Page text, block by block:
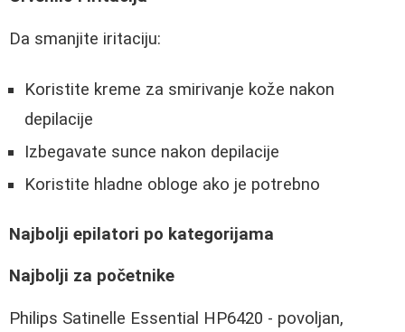
Da smanjite iritaciju:
Koristite kreme za smirivanje kože nakon
depilacije
Izbegavate sunce nakon depilacije
Koristite hladne obloge ako je potrebno
Najbolji epilatori po kategorijama
Najbolji za početnike
Philips Satinelle Essential HP6420 - povoljan,